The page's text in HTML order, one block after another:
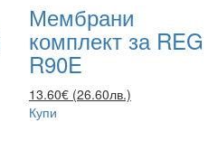
Мембрани
комплект за REG
R90E
13.60€ (26.60лв.)
Купи